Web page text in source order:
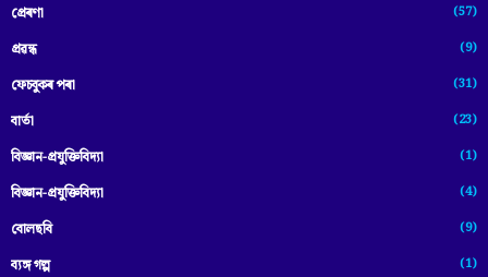
প্ৰেৰণা (57)
প্ৰৱন্ধ (9)
ফেচবুকৰ পৰা (31)
বাৰ্তা (23)
বিজ্ঞান-প্রযুক্তিবিদ্যা (1)
বিজ্ঞান-প্ৰযুক্তিবিদ্যা (4)
বোলছবি (9)
ব্যঙ্গ গল্প (1)